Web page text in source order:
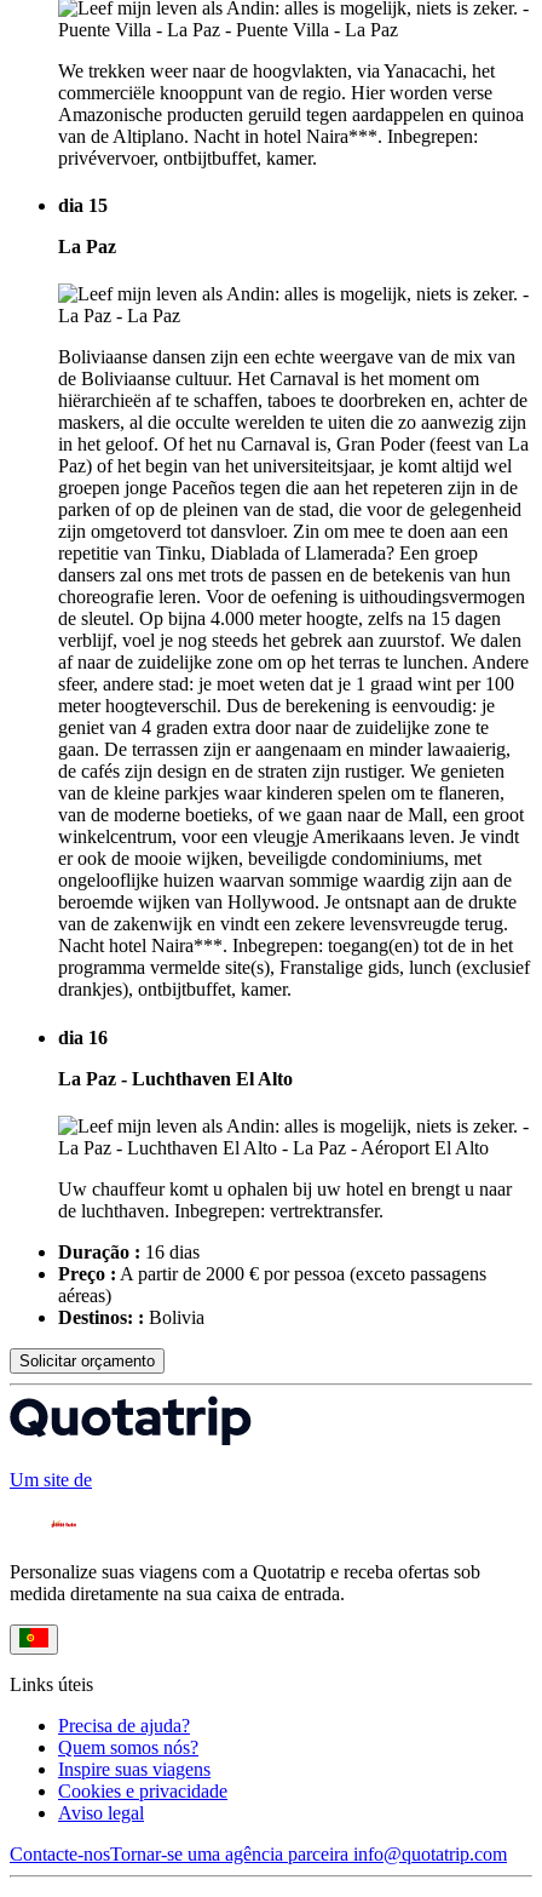
We trekken weer naar de hoogvlakten, via Yanacachi, het
commerciële knooppunt van de regio. Hier worden verse
Amazonische producten geruild tegen aardappelen en quinoa
van de Altiplano. Nacht in hotel Naira***. Inbegrepen:
privévervoer, ontbijtbuffet, kamer.
dia 15
La Paz
Boliviaanse dansen zijn een echte weergave van de mix van
de Boliviaanse cultuur. Het Carnaval is het moment om
hiërarchieën af te schaffen, taboes te doorbreken en, achter de
maskers, al die occulte werelden te uiten die zo aanwezig zijn
in het geloof. Of het nu Carnaval is, Gran Poder (feest van La
Paz) of het begin van het universiteitsjaar, je komt altijd wel
groepen jonge Paceños tegen die aan het repeteren zijn in de
parken of op de pleinen van de stad, die voor de gelegenheid
zijn omgetoverd tot dansvloer. Zin om mee te doen aan een
repetitie van Tinku, Diablada of Llamerada? Een groep
dansers zal ons met trots de passen en de betekenis van hun
choreografie leren. Voor de oefening is uithoudingsvermogen
de sleutel. Op bijna 4.000 meter hoogte, zelfs na 15 dagen
verblijf, voel je nog steeds het gebrek aan zuurstof. We dalen
af naar de zuidelijke zone om op het terras te lunchen. Andere
sfeer, andere stad: je moet weten dat je 1 graad wint per 100
meter hoogteverschil. Dus de berekening is eenvoudig: je
geniet van 4 graden extra door naar de zuidelijke zone te
gaan. De terrassen zijn er aangenaam en minder lawaaierig,
de cafés zijn design en de straten zijn rustiger. We genieten
van de kleine parkjes waar kinderen spelen om te flaneren,
van de moderne boetieks, of we gaan naar de Mall, een groot
winkelcentrum, voor een vleugje Amerikaans leven. Je vindt
er ook de mooie wijken, beveiligde condominiums, met
ongelooflijke huizen waarvan sommige waardig zijn aan de
beroemde wijken van Hollywood. Je ontsnapt aan de drukte
van de zakenwijk en vindt een zekere levensvreugde terug.
Nacht hotel Naira***. Inbegrepen: toegang(en) tot de in het
programma vermelde site(s), Franstalige gids, lunch (exclusief
drankjes), ontbijtbuffet, kamer.
dia 16
La Paz - Luchthaven El Alto
Uw chauffeur komt u ophalen bij uw hotel en brengt u naar
de luchthaven. Inbegrepen: vertrektransfer.
Duração : 16 dias
Preço : A partir de 2000 € por pessoa (exceto passagens
aéreas)
Destinos: : Bolivia
Solicitar orçamento
Um site de
Personalize suas viagens com a Quotatrip e receba ofertas sob
medida diretamente na sua caixa de entrada.
Links úteis
Precisa de ajuda?
Quem somos nós?
Inspire suas viagens
Cookies e privacidade
Aviso legal
Contacte-nosTornar-se uma agência parceira info@quotatrip.com